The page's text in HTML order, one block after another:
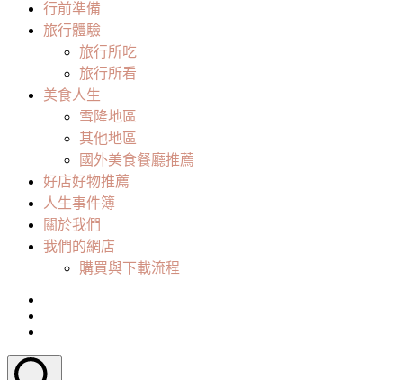
行前準備
旅行體驗
旅行所吃
旅行所看
美食人生
雪隆地區
其他地區
國外美食餐廳推薦
好店好物推薦
人生事件簿
關於我們
我們的網店
購買與下載流程